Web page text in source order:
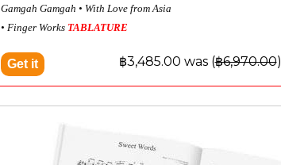
Gamgah Gamgah • With Love from Asia
• Finger Works TABLATURE
฿3,485.00 was (฿6,970.00)